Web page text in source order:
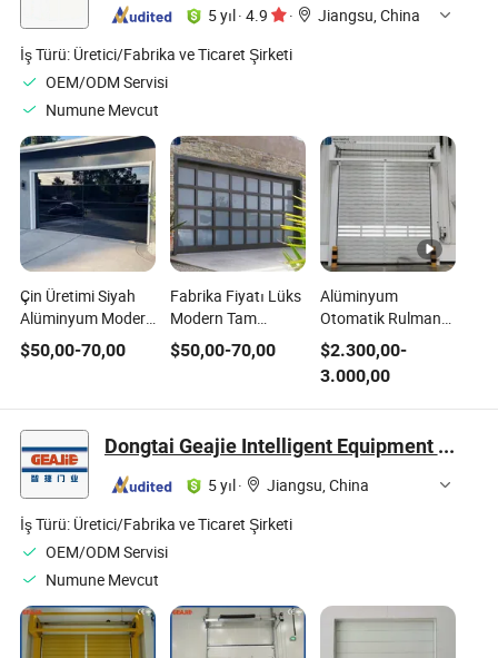
Premium Kalite
Yapı, CSA
Kapı, Nfrc/CSA
Sertifikalı
Ticari Proje
5 yıl· 4.9 ·
Jiangsu, China
İş Türü: Üretici/Fabrika ve Ticaret Şirketi
OEM/ODM Servisi
Numune Mevcut
Çin Üretimi Siyah
Alüminyum Modern
Tam Görüş Şeffaf
Pleksiglas Cam
$50,00-70,00
Fabrika Fiyatı Lüks
Modern Tam
Görüşlü Otomatik
Alüminyum Cam
Motorlu
$50,00-70,00
Alüminyum
Otomatik Rulman
Shutter Hızlı Metal
Çerçeve Kayar
Yüksek Hızlı Kapı
$2.300,00-
3.000,00
Dongtai Geajie Intelligent Equipment Co., Ltd
5 yıl·
Jiangsu, China
İş Türü: Üretici/Fabrika ve Ticaret Şirketi
OEM/ODM Servisi
Numune Mevcut